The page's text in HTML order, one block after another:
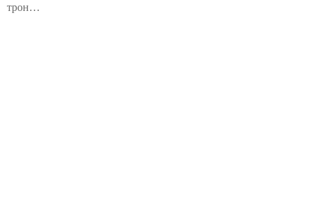
трон…